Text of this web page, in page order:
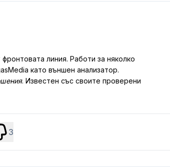
линия. Работи за няколко
като външен анализатор.
. Известен със своите проверени
3